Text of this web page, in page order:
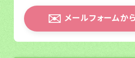
✉️ メールフォームか